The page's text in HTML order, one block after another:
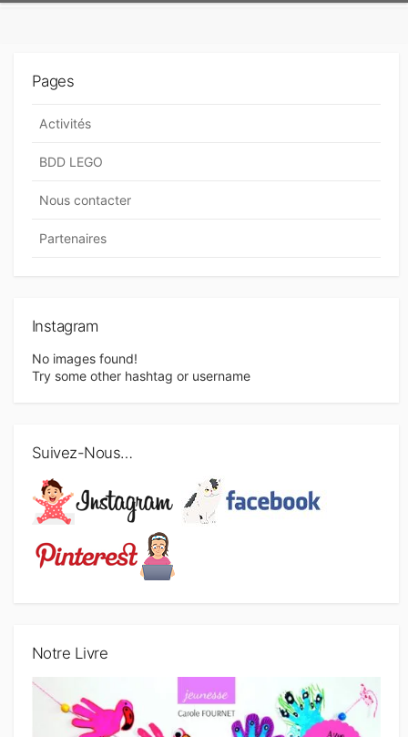
Pages
Activités
BDD LEGO
Nous contacter
Partenaires
Instagram
No images found!
Try some other hashtag or username
Suivez-Nous…
Notre Livre